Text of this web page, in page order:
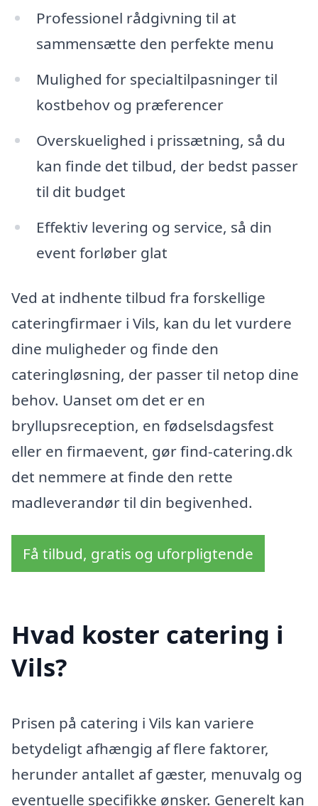
Professionel rådgivning til at
sammensætte den perfekte menu
Mulighed for specialtilpasninger til
kostbehov og præferencer
Overskuelighed i prissætning, så du
kan finde det tilbud, der bedst passer
til dit budget
Effektiv levering og service, så din
event forløber glat
Ved at indhente tilbud fra forskellige
cateringfirmaer i Vils, kan du let vurdere
dine muligheder og finde den
cateringløsning, der passer til netop dine
behov. Uanset om det er en
bryllupsreception, en fødselsdagsfest
eller en firmaevent, gør find-catering.dk
det nemmere at finde den rette
madleverandør til din begivenhed.
Få tilbud, gratis og uforpligtende
Hvad koster catering i
Vils?
Prisen på catering i Vils kan variere
betydeligt afhængig af flere faktorer,
herunder antallet af gæster, menuvalg og
eventuelle specifikke ønsker. Generelt kan